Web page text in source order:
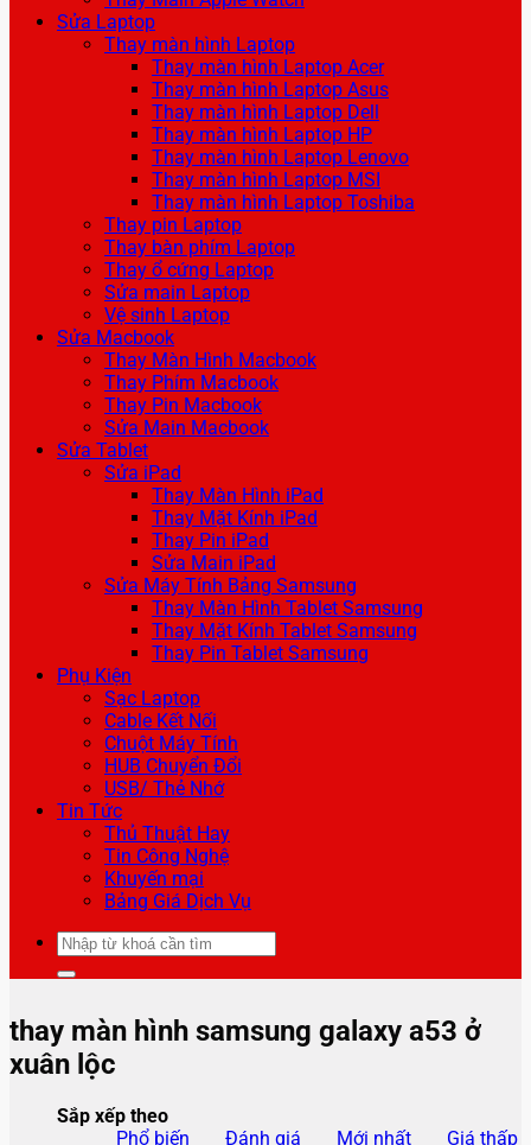
Sửa Laptop
Thay màn hình Laptop
Thay màn hình Laptop Acer
Thay màn hình Laptop Asus
Thay màn hình Laptop Dell
Thay màn hình Laptop HP
Thay màn hình Laptop Lenovo
Thay màn hình Laptop MSI
Thay màn hình Laptop Toshiba
Thay pin Laptop
Thay bàn phím Laptop
Thay ổ cứng Laptop
Sửa main Laptop
Vệ sinh Laptop
Sửa Macbook
Thay Màn Hình Macbook
Thay Phím Macbook
Thay Pin Macbook
Sửa Main Macbook
Sửa Tablet
Sửa iPad
Thay Màn Hình iPad
Thay Mặt Kính iPad
Thay Pin iPad
Sửa Main iPad
Sửa Máy Tính Bảng Samsung
Thay Màn Hình Tablet Samsung
Thay Mặt Kính Tablet Samsung
Thay Pin Tablet Samsung
Phụ Kiện
Sạc Laptop
Cable Kết Nối
Chuột Máy Tính
HUB Chuyển Đổi
USB/ Thẻ Nhớ
Tin Tức
Thủ Thuật Hay
Tin Công Nghệ
Khuyến mại
Bảng Giá Dịch Vụ
Tìm
kiếm:
thay màn hình samsung galaxy a53 ở
xuân lộc
Sắp xếp theo
Phổ biến
Đánh giá Mới nhất Giá thấp